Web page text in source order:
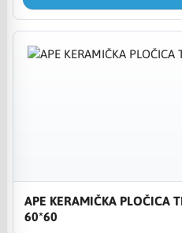
APE KERAMIČKA PLOČICA
60*60